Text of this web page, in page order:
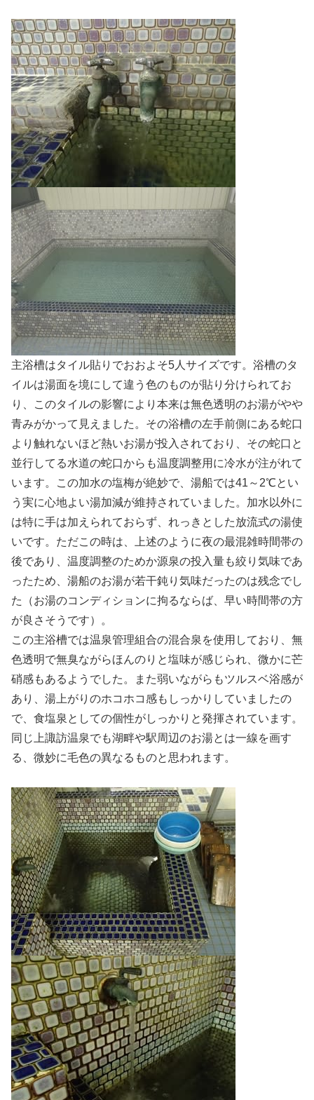
主浴槽はタイル貼りでおおよそ5人サイズです。浴槽のタ
イルは湯面を境にして違う色のものが貼り分けられてお
り、このタイルの影響により本来は無色透明のお湯がやや
青みがかって見えました。その浴槽の左手前側にある蛇口
より触れないほど熱いお湯が投入されており、その蛇口と
並行してる水道の蛇口からも温度調整用に冷水が注がれて
います。この加水の塩梅が絶妙で、湯船では41～2℃とい
う実に心地よい湯加減が維持されていました。加水以外に
は特に手は加えられておらず、れっきとした放流式の湯使
いです。ただこの時は、上述のように夜の最混雑時間帯の
後であり、温度調整のためか源泉の投入量も絞り気味であ
ったため、湯船のお湯が若干鈍り気味だったのは残念でし
た（お湯のコンディションに拘るならば、早い時間帯の方
が良さそうです）。
この主浴槽では温泉管理組合の混合泉を使用しており、無
色透明で無臭ながらほんのりと塩味が感じられ、微かに芒
硝感もあるようでした。また弱いながらもツルスベ浴感が
あり、湯上がりのホコホコ感もしっかりしていましたの
で、食塩泉としての個性がしっかりと発揮されています。
同じ上諏訪温泉でも湖畔や駅周辺のお湯とは一線を画す
る、微妙に毛色の異なるものと思われます。